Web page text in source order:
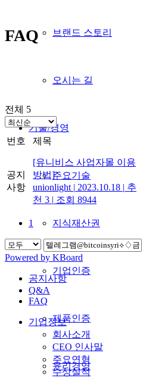
브랜드 스토리
오시는 길
기술/경영
주요기술
지식재산권
기업인증
제품인증
윤리경영
FAQ
전체 5
번호 제목
공지
사항
[유니비스 사업자몰 이용
방법]
unionlight | 2023.10.18 | 추
천 3 | 조회 8944
1
Powered by KBoard
공지사항
Q&A
FAQ
기업정보
회사소개
CEO 인사말
주요연혁
수상실적